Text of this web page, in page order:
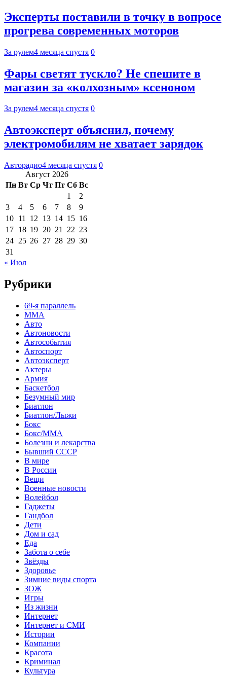
Эксперты поставили в точку в вопросе
прогрева современных моторов
За рулем4 месяца спустя 0
Фары светят тускло? Не спешите в
магазин за «колхозным» ксеноном
За рулем4 месяца спустя 0
Автоэксперт объяснил, почему
электромобилям не хватает зарядок
Авторадио4 месяца спустя 0
Август 2026
Пн Вт Ср Чт Пт Сб Вс
1
2
3
4 5 6 7 8
9
10 11 12 13 14 15 16
17 18 19 20 21 22 23
24 25 26 27 28 29 30
31
« Июл
Рубрики
69-я параллель
MMA
Авто
Автоновости
Автособытия
Автоспорт
Автоэксперт
Актеры
Армия
Баскетбол
Безумный мир
Биатлон
Биатлон/Лыжи
Бокс
Бокс/MMA
Болезни и лекарства
Бывший СССР
В мире
В России
Вещи
Военные новости
Волейбол
Гаджеты
Гандбол
Дети
Дом и сад
Еда
Забота о себе
Звёзды
Здоровье
Зимние виды спорта
ЗОЖ
Игры
Из жизни
Интернет
Интернет и СМИ
Истории
Компании
Красота
Криминал
Культура